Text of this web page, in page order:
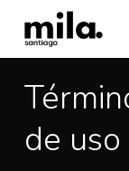
content
de uso